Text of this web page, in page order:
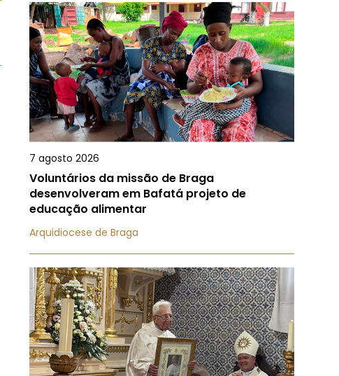
7 agosto 2026
Voluntários da missão de Braga
desenvolveram em Bafatá projeto de
educação alimentar
Arquidiocese de Braga